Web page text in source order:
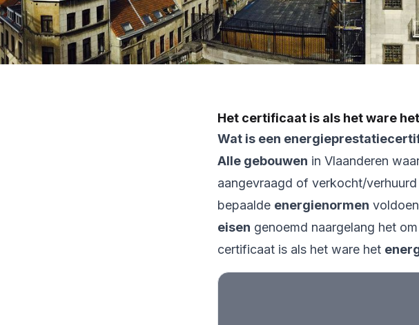
Het certificaat is als het ware
Wat is een
Alle gebouwen in Vlaanderen
aangevraagd of verkocht/
bepaalde energienormen
eisen genoemd naargelang het om
certificaat is als het ware het